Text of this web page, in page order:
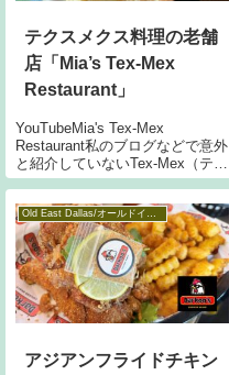
テクスメクス料理の老舗
店「Mia’s Tex-Mex
Restaurant」
YouTubeMia's Tex-Mex
Restaurant私のブログなどで意外
と紹介していないTex-Mex（テク
スメクス）料理。テキサスとメ
せた料理で、テキサスにはレス
トランがたくさんあります。今
回は老舗「
Old East Dallas/オールドイーストダラス
アジアンフライドチキン